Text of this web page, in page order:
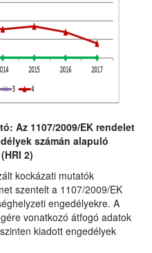
Az 1107/2009/EK rendelet
számán alapuló
2)
kockázati mutatók
szentelt a 1107/2009/EK
engedélyekre. A
vonatkozó átfogó adatok
kiadott engedélyek